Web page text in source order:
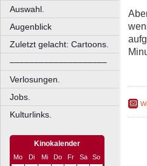
Auswahl.
Augenblick
Zuletzt gelacht: Cartoons.
––––––––––––––––––––
Verlosungen.
Jobs.
Kulturlinks.
Kinokalender
Mo Di Mi Do Fr Sa
So